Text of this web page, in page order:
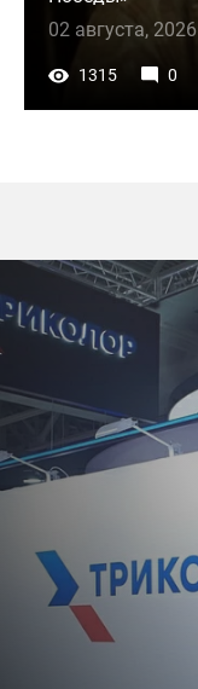
02 августа, 2026
1315 0